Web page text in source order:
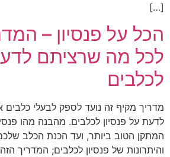
[…]
הכל על פנסיון –
לכל מה שרציתם
לכלבים
מדריך מקיף זה נועד לספק לבעלי
לדעת על פנסיון לכלבים. מהבנה מהו
המתקן הטוב ביותר, ועד הכנת הכלב
והיתרונות של פנסיון לכלבים; המדריך